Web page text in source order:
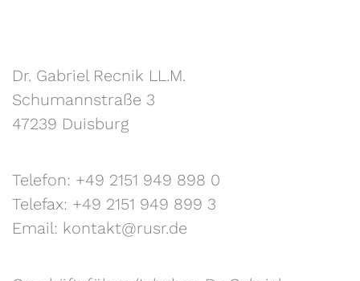
Dr. Gabriel Recnik LL.M.
Schumannstraße 3
47239 Duisburg
Telefon: +49 2151 949 898 0
Telefax: +49 2151 949 899 3
Email: kontakt@rusr.de